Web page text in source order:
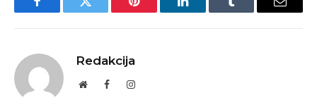
FacebookTwitter Pinterest LinkedInTumblr Email
Redakcija
WebsiteFacebookInstagram